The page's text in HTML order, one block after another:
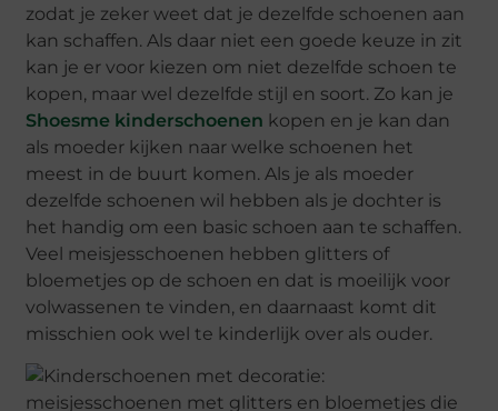
zodat je zeker weet dat je dezelfde schoenen aan
kan schaffen. Als daar niet een goede keuze in zit
kan je er voor kiezen om niet dezelfde schoen te
kopen, maar wel dezelfde stijl en soort. Zo kan je
Shoesme kinderschoenen kopen en je kan dan
als moeder kijken naar welke schoenen het
meest in de buurt komen. Als je als moeder
dezelfde schoenen wil hebben als je dochter is
het handig om een basic schoen aan te schaffen.
Veel meisjesschoenen hebben glitters of
bloemetjes op de schoen en dat is moeilijk voor
volwassenen te vinden, en daarnaast komt dit
misschien ook wel te kinderlijk over als ouder.